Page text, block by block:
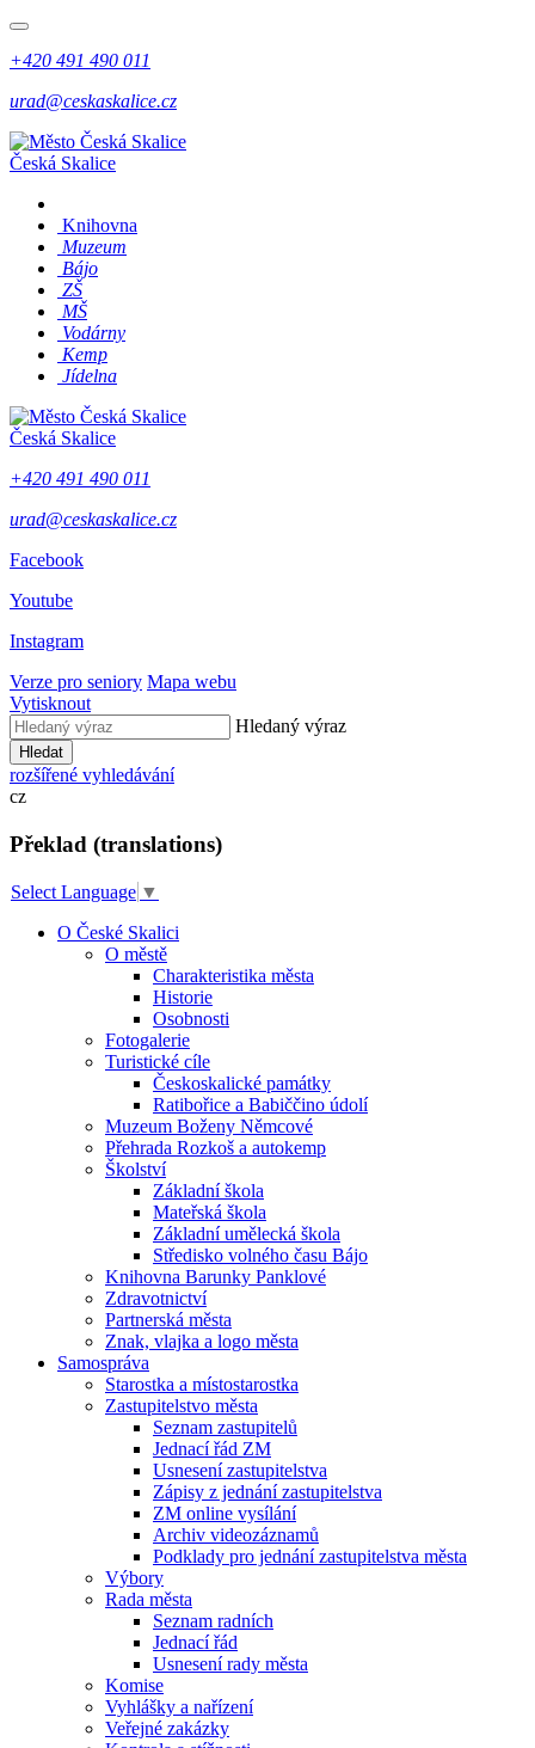
+420 491 490 011
urad@ceskaskalice.cz
Česká Skalice
Knihovna
Muzeum
Bájo
ZŠ
MŠ
Vodárny
Kemp
Jídelna
Česká Skalice
+420 491 490 011
urad@ceskaskalice.cz
Facebook
Youtube
Instagram
Verze pro seniory Mapa webu
Vytisknout
Hledaný výraz
Hledat
rozšířené vyhledávání
cz
Překlad (translations)
Select Language ▼
O České Skalici
O městě
Charakteristika města
Historie
Osobnosti
Fotogalerie
Turistické cíle
Českoskalické památky
Ratibořice a Babiččino údolí
Muzeum Boženy Němcové
Přehrada Rozkoš a autokemp
Školství
Základní škola
Mateřská škola
Základní umělecká škola
Středisko volného času Bájo
Knihovna Barunky Panklové
Zdravotnictví
Partnerská města
Znak, vlajka a logo města
Samospráva
Starostka a místostarostka
Zastupitelstvo města
Seznam zastupitelů
Jednací řád ZM
Usnesení zastupitelstva
Zápisy z jednání zastupitelstva
ZM online vysílání
Archiv videozáznamů
Podklady pro jednání zastupitelstva města
Výbory
Rada města
Seznam radních
Jednací řád
Usnesení rady města
Komise
Vyhlášky a nařízení
Veřejné zakázky